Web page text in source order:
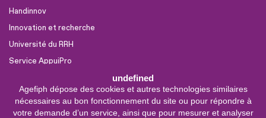
undefined
Agefiph dépose des cookies et autres technologies similaires
nécessaires au bon fonctionnement du site ou pour répondre à
votre demande d’un service, ainsi que pour mesurer et analyser
Handinnov
Innovation et recherche
Université du RRH
Service AppuiPro
Nous suivre
Youtube